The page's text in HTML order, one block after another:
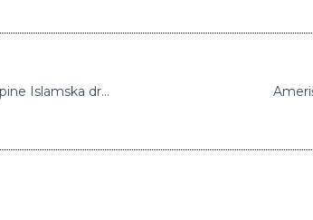
ZDA z brezpilotnimi letali v Afganistanu napadle cilje skupine Islamska država